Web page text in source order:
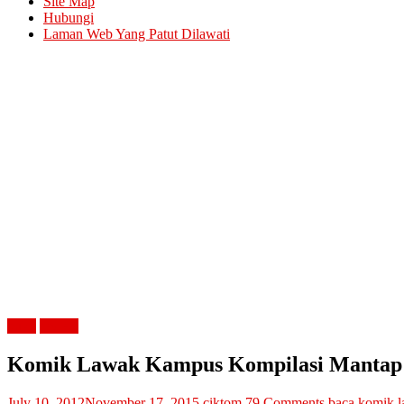
Hubungi
Laman Web Yang Patut Dilawati
Komik Lawak Kampus Kompilasi